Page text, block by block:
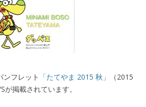
ンフレット 「たてやま 2015 秋」
（2015
が掲載されています。